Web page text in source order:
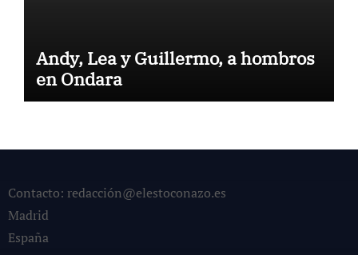
Andy, Lea y Guillermo, a hombros
en Ondara
Contacto: redacción@elestoconazo.es
Madrid
España